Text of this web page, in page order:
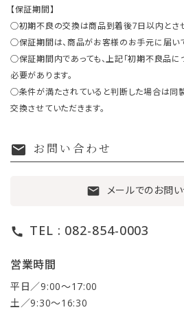
【保証期間】
○初期不良の交換は商品到着後7日以内とさせ
○保証期間は、商品がお客様のお手元に届い
○保証期間内であっても、上記「初期不良品に
必要があります。
○条件が満たされていると判断した場合は同
交換させていただきます。
mail お問い合わせ
mail メールでのお問
call TEL : 082-854-0003
営業時間
平日／9:00〜17:00
土／9:30〜16:30